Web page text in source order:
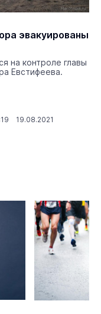
эвакуированы
на контроле главы
Евстифеева.
19.08.2021